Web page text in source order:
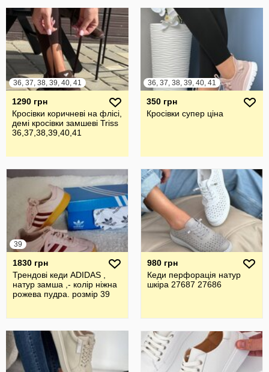
36, 37, 38, 39, 40, 41
1290 грн
Кросівки коричневі на флісі,
демі кросівки замшеві Triss
36,37,38,39,40,41
36, 37, 38, 39, 40, 41
350 грн
Кросівки супер ціна
39
1830 грн
Трендові кеди ADIDAS ,
натур замша ,- колір ніжна
рожева пудра. розмір 39
980 грн
Кеди перфорація натур
шкіра 27687 27686